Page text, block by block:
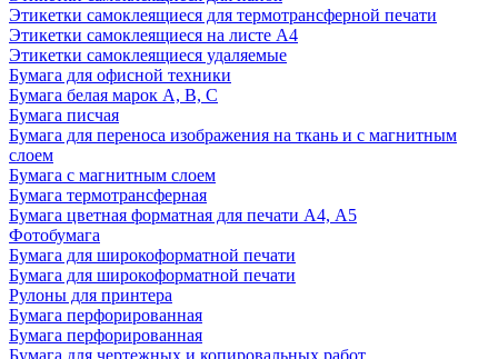
Этикетки самоклеящиеся для термотрансферной печати
Этикетки самоклеящиеся на листе А4
Этикетки самоклеящиеся удаляемые
Бумага для офисной техники
Бумага белая марок А, В, С
Бумага писчая
Бумага для переноса изображения на ткань и с магнитным
слоем
Бумага с магнитным слоем
Бумага термотрансферная
Бумага цветная форматная для печати А4, А5
Фотобумага
Бумага для широкоформатной печати
Бумага для широкоформатной печати
Рулоны для принтера
Бумага перфорированная
Бумага перфорированная
Бумага для чертежных и копировальных работ